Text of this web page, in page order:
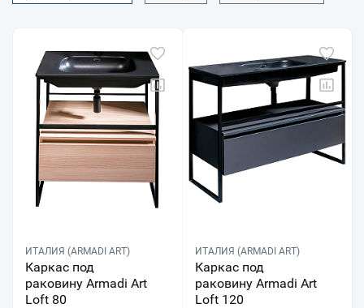
ИТАЛИЯ (ARMADI ART)
Каркас под
раковину Armadi Art
Loft 80
ИТАЛИЯ (ARMADI ART)
Каркас под
раковину Armadi Art
Loft 120